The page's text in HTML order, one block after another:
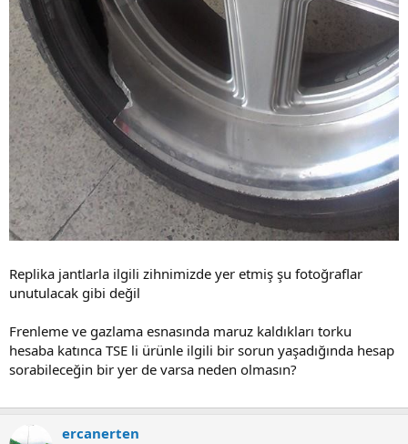
Replika jantlarla ilgili zihnimizde yer etmiş şu fotoğraflar
unutulacak gibi değil
Frenleme ve gazlama esnasında maruz kaldıkları torku
hesaba katınca TSE li ürünle ilgili bir sorun yaşadığında hesap
sorabileceğin bir yer de varsa neden olmasın?
ercanerten